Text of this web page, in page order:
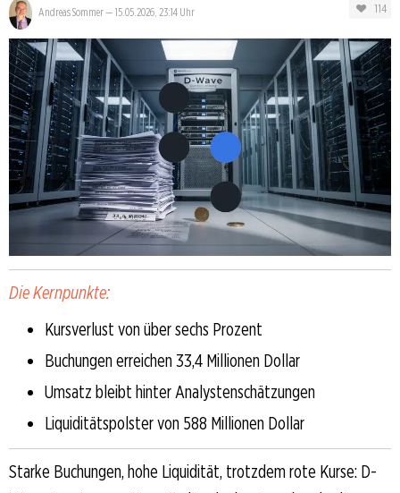
Andreas Sommer— 15.05.2026, 23:14 Uhr 114
Die Kernpunkte:
Kursverlust von über sechs Prozent
Buchungen erreichen 33,4 Millionen Dollar
Umsatz bleibt hinter Analystenschätzungen
Liquiditätspolster von 588 Millionen Dollar
Starke Buchungen, hohe Liquidität, trotzdem rote Kurse: D-